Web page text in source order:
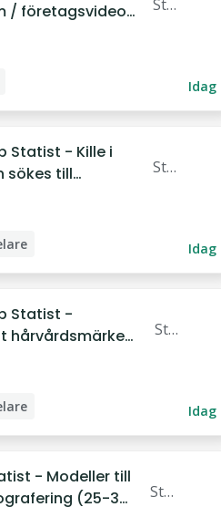
/ företagsvideo
Sta
Idag
sökes till
Sta
Idag
hårvårdsmärke
Sta
Idag
- Modeller till
(25-35
Stat